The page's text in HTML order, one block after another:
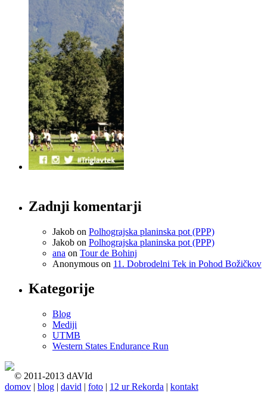
Zadnji komentarji
Jakob on Polhograjska planinska pot (PPP)
Jakob on Polhograjska planinska pot (PPP)
ana on Tour de Bohinj
Anonymous on 11. Dobrodelni Tek in Pohod Božičkov
Kategorije
Blog
Mediji
UTMB
Western States Endurance Run
© 2011-2013 dAVId
domov | blog | david | foto | 12 ur Rekorda | kontakt